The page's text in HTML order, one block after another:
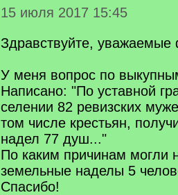
15 июля 2017 15:45
Здравствуйте, уважаемые
У меня вопрос по
Написано: "По уставной
селении 82 ревизских
том числе крестьян,
надел 77 душ..."
По каким причинам могли
земельные наделы 5
Спасибо!